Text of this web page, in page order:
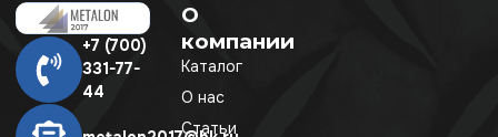
+7 (700)
331-77-
44
О
компании
Каталог
О нас
Статьи